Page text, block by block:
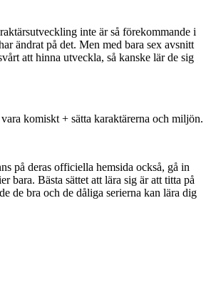
inte är så förekommande i
ändrat på det. Men med bara sex avsnitt
att hinna utveckla, så kanske lär de sig
komiskt + sätta karaktärerna och miljön.
på deras officiella hemsida också, gå in
bara. Bästa sättet att lära sig är att titta på
de bra och de dåliga serierna kan lära dig